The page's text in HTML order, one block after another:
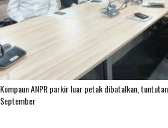
Kompaun ANPR parkir luar petak dibatalkan,
September